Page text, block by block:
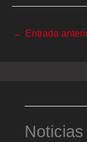
← Entrada